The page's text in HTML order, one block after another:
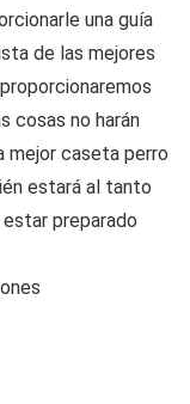
una guía
de las mejores
cosas no harán
mejor caseta perro
estará al tanto
preparado